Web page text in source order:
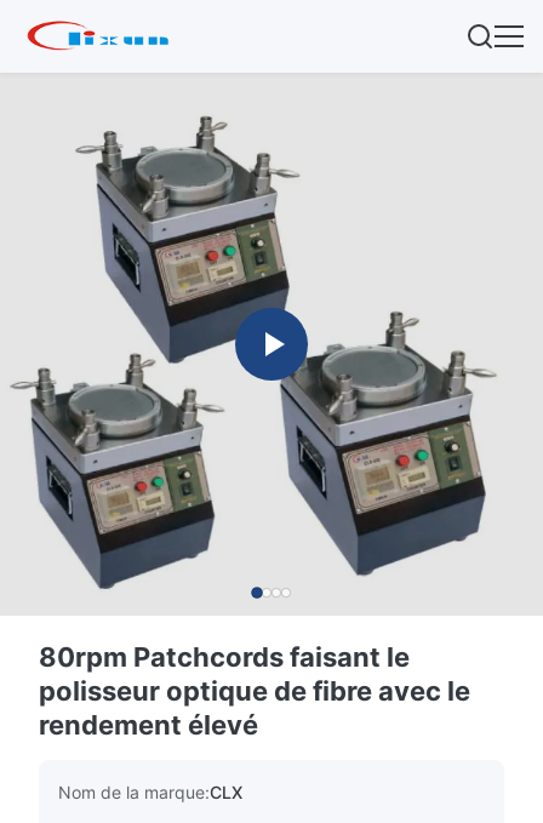
80rpm Patchcords faisant le
polisseur optique de fibre avec le
rendement élevé
Nom de la marque:CLX